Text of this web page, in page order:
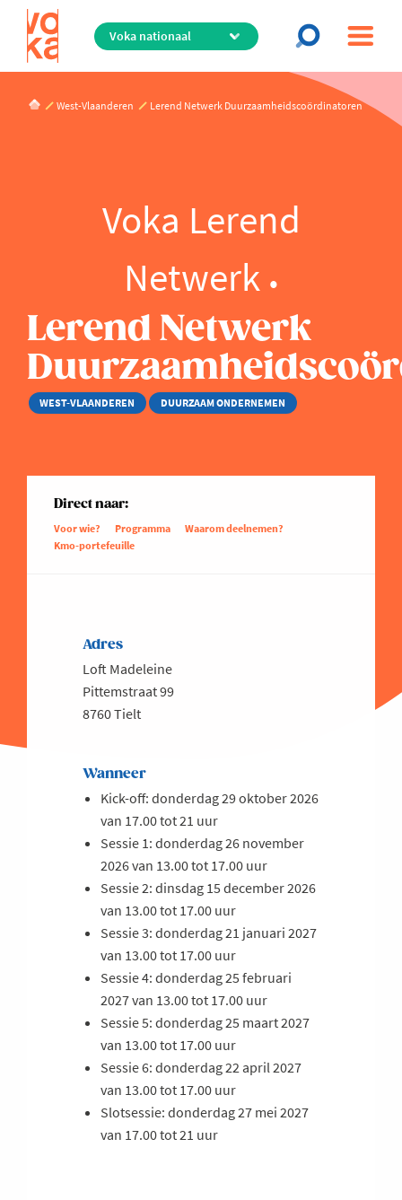
Overslaan
de
inhoud
West-Vlaanderen Lerend Netwerk Duurzaamheidscoördinatoren
Voka Lerend
Netwerk
Lerend Netwerk
WEST-VLAANDEREN DUURZAAM ONDERNEMEN
Direct naar:
Voor wie? Programma
Waarom deelnemen?
Kmo-portefeuille
Adres
Loft Madeleine
Pittemstraat 99
8760 Tielt
Wanneer
Kick-off: donderdag 29 oktober 2026
van 17.00 tot 21 uur
Sessie 1: donderdag 26 november
2026 van 13.00 tot 17.00 uur
Sessie 2: dinsdag 15 december 2026
van 13.00 tot 17.00 uur
Sessie 3: donderdag 21 januari 2027
van 13.00 tot 17.00 uur
Sessie 4: donderdag 25 februari
2027 van 13.00 tot 17.00 uur
Sessie 5: donderdag 25 maart 2027
van 13.00 tot 17.00 uur
Sessie 6: donderdag 22 april 2027
van 13.00 tot 17.00 uur
Slotsessie: donderdag 27 mei 2027
van 17.00 tot 21 uur